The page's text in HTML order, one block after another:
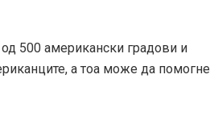
500 американски градови и
а тоа може да помогне